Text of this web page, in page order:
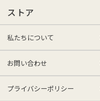
ストア
私たちについて
お問い合わせ
プライバシーポリシー